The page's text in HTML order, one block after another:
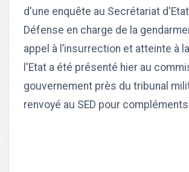
d'une enquête au Secrétariat
Défense en charge de la
appel à l’insurrection et atteinte à
l'Etat a été présenté hier au
gouvernement près du tribunal
renvoyé au SED pour